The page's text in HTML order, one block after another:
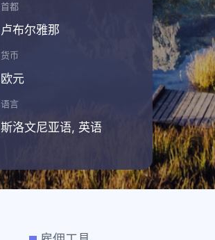
首都
卢布尔雅那
货币
欧元
语言
斯洛文尼亚语, 英语